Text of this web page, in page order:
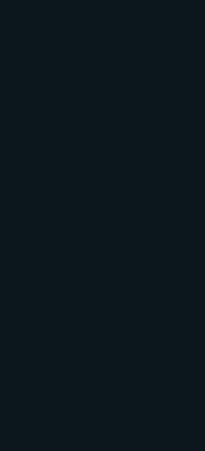
choisis par le receveur du bureau
sera installé en vertu d’un ordre
au tribunal de Mayence et
archi-chancelier dont sera
à cet effet par S.A. electorale.
des inspecteurs seront
qui les installera.
seront installés en vertu
droite par son altesse l’électeur
de l’octroi, qui prendra les
faire reconnaître.
aux écritures seront installés
ils devront être attachés
du directeur général.
et les inspecteurs prêteront
entre les mains du
Mayence, et à l’electeur archi-
commissaire de son altesse
prêteront serment entre
et chaque recevreur fera prêter
aux écritures qui lui seront